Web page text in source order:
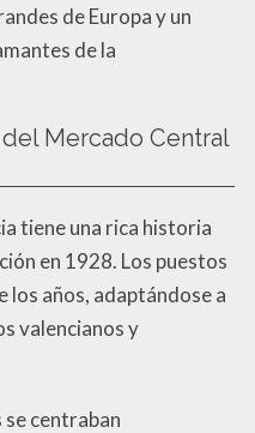
de Europa y un
de la
Mercado Central
tiene una rica historia
en 1928. Los puestos
los años, adaptándose a
valencianos y
se centraban